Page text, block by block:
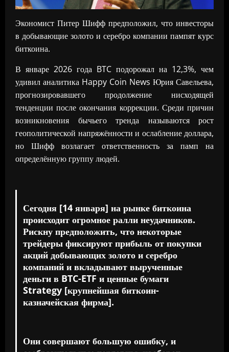
Экономист Питер Шифф предположил, что инвесторы
в добывающие золото и серебро компании пампят курс
биткоина.
В январе 2026 года BTC подорожал на 12,3%, чем
удивил аналитика Happy Coin News Юрия Савельева,
прогнозировавшего продолжение нисходящей
тенденции после окончания коррекции. Среди причин
возникновения бычьего тренда называются рост
геополитической напряжённости и ослабление доллара,
но Шифф возлагает ответственность за памп на
определённую группу людей.
Сегодня [14 января] на рынке биткоина
происходит огромное ралли неудачников.
Рискну предположить, что некоторые
трейдеры фиксируют прибыль от покупки
акций добывающих золото и серебро
компаний и вкладывают вырученные
деньги в BTC-ETF и ценные бумаги
Strategy [крупнейшая биткоин-
казначейская фирма].
Они совершают большую ошибку, и